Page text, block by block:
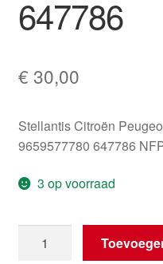
647786
€ 30,00
Stellantis Citroën
9659577780 647786
3 op voorraad
Citroën